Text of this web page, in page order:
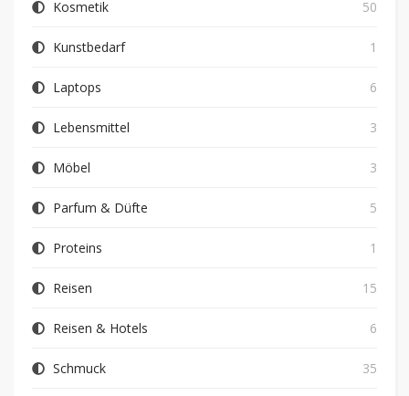
Kosmetik 50
Kunstbedarf 1
Laptops 6
Lebensmittel 3
Möbel 3
Parfum & Düfte 5
Proteins 1
Reisen 15
Reisen & Hotels 6
Schmuck 35